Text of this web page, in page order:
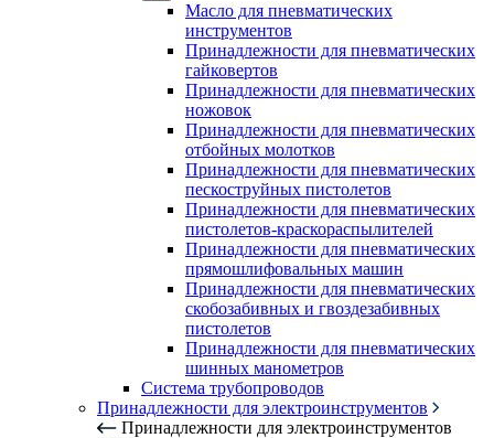
Масло для пневматических
инструментов
Принадлежности для пневматических
гайковертов
Принадлежности для пневматических
ножовок
Принадлежности для пневматических
отбойных молотков
Принадлежности для пневматических
пескоструйных пистолетов
Принадлежности для пневматических
пистолетов-краскораспылителей
Принадлежности для пневматических
прямошлифовальных машин
Принадлежности для пневматических
скобозабивных и гвоздезабивных
пистолетов
Принадлежности для пневматических
шинных манометров
Система трубопроводов
Принадлежности для электроинструментов
Принадлежности для электроинструментов